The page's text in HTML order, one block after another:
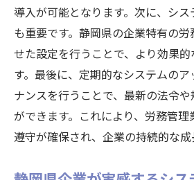
導入が可能となります。次に、シ
も重要です。静岡県の企業特有の
せた設定を行うことで、より効果
す。最後に、定期的なシステムの
ナンスを行うことで、最新の法令
ができます。これにより、労務管
遵守が確保され、企業の持続的な成